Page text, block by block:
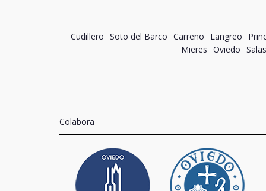
Cudillero Soto del Barco Carreño Langreo
Mieres Oviedo Salas
Colabora